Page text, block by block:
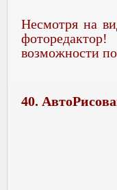
Несмотря на
возможности
40.